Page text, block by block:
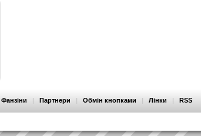
Фанзіни | Партнери | Обмін кнопками | Лінки | RSS